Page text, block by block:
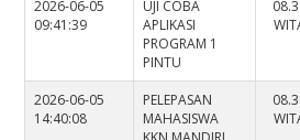
2026-06-05
09:41:39
UJI COBA
APLIKASI
PROGRAM 1
PINTU
2026-06-05
14:40:08
PELEPASAN
MAHASISWA